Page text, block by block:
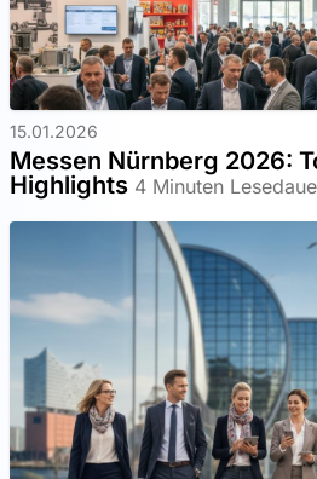
15.01.2026
Messen Nürnberg 2026:
Highlights 4 Minuten